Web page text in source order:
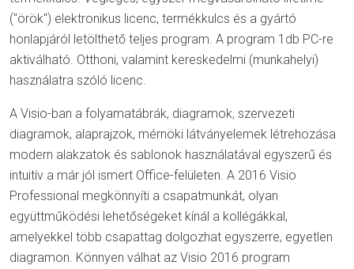
("örök") elektronikus licenc, termékkulcs és a gyártó
honlapjáról letölthető teljes program. A program 1db PC-re
aktiválható. Otthoni, valamint kereskedelmi (munkahelyi)
használatra szóló licenc.
A Visio-ban a folyamatábrák, diagramok, szervezeti
diagramok, alaprajzok, mérnöki látványelemek létrehozása
modern alakzatok és sablonok használatával egyszerű és
intuitív a már jól ismert Office-felületen. A 2016 Visio
Professional megkönnyíti a csapatmunkát, olyan
együttműködési lehetőségeket kínál a kollégákkal,
amelyekkel több csapattag dolgozhat egyszerre, egyetlen
diagramon. Könnyen válhat az Visio 2016 program